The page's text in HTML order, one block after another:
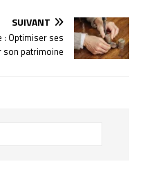
SUIVANT
: Optimiser ses
patrimoine